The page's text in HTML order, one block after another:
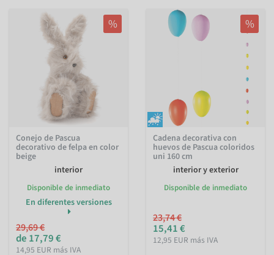
%
Conejo de Pascua
decorativo de felpa en color
beige
interior
Disponible de inmediato
En diferentes versiones
29,69 €
de 17,79 €
14,95 EUR más IVA
%
Cadena decorativa con
huevos de Pascua coloridos
uni 160 cm
interior y exterior
Disponible de inmediato
23,74 €
15,41 €
12,95 EUR más IVA